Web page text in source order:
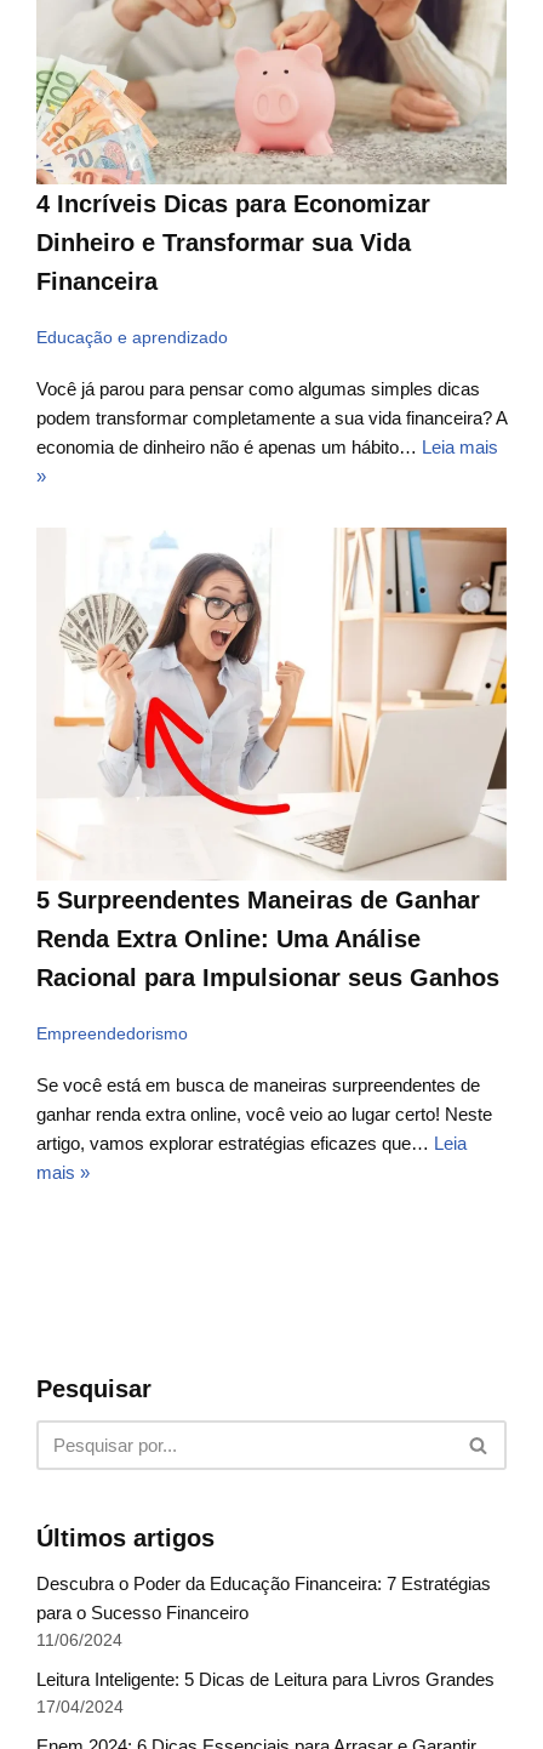
4 Incríveis Dicas para Economizar
Dinheiro e Transformar sua Vida
Financeira
Educação e aprendizado
Você já parou para pensar como algumas simples dicas
podem transformar completamente a sua vida financeira? A
economia de dinheiro não é apenas um hábito… Leia mais
»
5 Surpreendentes Maneiras de Ganhar
Renda Extra Online: Uma Análise
Racional para Impulsionar seus Ganhos
Empreendedorismo
Se você está em busca de maneiras surpreendentes de
ganhar renda extra online, você veio ao lugar certo! Neste
artigo, vamos explorar estratégias eficazes que… Leia
mais »
Pesquisar
Últimos artigos
Descubra o Poder da Educação Financeira: 7 Estratégias
para o Sucesso Financeiro
11/06/2024
Leitura Inteligente: 5 Dicas de Leitura para Livros Grandes
17/04/2024